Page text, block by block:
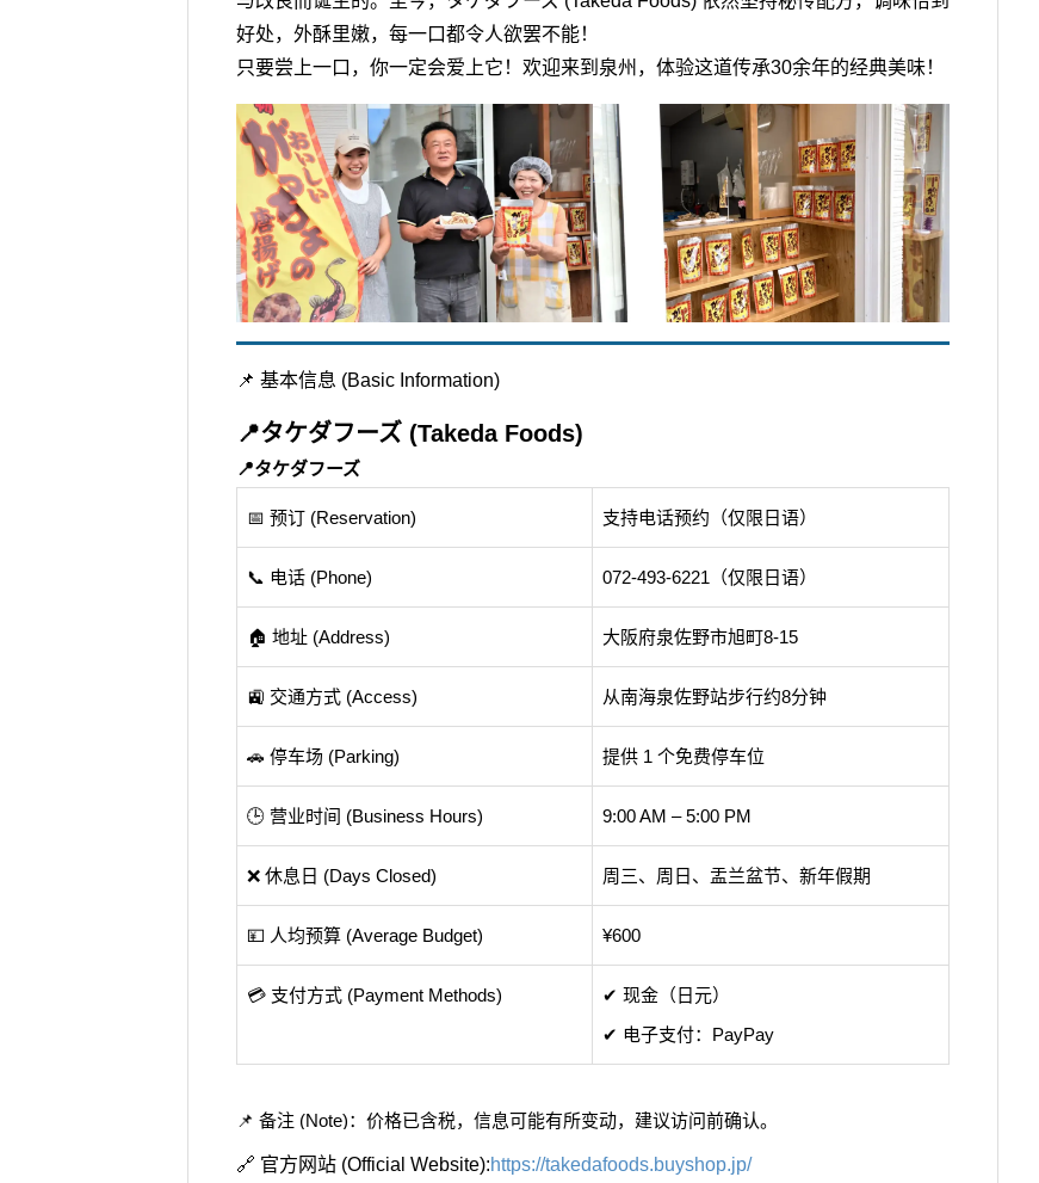
好处，外酥里嫩，每一口都令人欲罢不能！
只要尝上一口，你一定会爱上它！欢迎来到泉州，体验这道传承30余年的经典美味！
📌 基本信息 (Basic Information)
📍タケダフーズ (Takeda Foods)
📍タケダフーズ
📅 预订 (Reservation) 支持电话预约（仅限日语）
📞 电话 (Phone) 072-493-6221（仅限日语）
🏠 地址 (Address) 大阪府泉佐野市旭町8-15
🚉 交通方式 (Access) 从南海泉佐野站步行约8分钟
🚗 停车场 (Parking) 提供 1 个免费停车位
🕒 营业时间 (Business Hours) 9:00 AM – 5:00 PM
❌ 休息日 (Days Closed) 周三、周日、盂兰盆节、新年假期
💴 人均预算 (Average Budget) ¥600
💳 支付方式 (Payment Methods)
✔ 现金（日元）
✔ 电子支付：PayPay
📌 备注 (Note)：价格已含税，信息可能有所变动，建议访问前确认。
🔗 官方网站 (Official Website):https://takedafoods.buyshop.jp/